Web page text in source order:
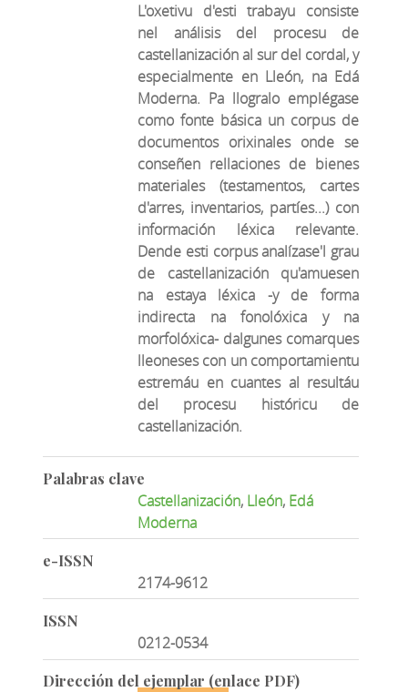
L'oxetivu d'esti trabayu consiste
nel análisis del procesu de
castellanización al sur del cordal, y
especialmente en Lleón, na Edá
Moderna. Pa llogralo emplégase
como fonte básica un corpus de
documentos orixinales onde se
conseñen rellaciones de bienes
materiales (testamentos, cartes
d'arres, inventarios, partíes...) con
información léxica relevante.
Dende esti corpus analízase'l grau
de castellanización qu'amuesen
na estaya léxica -y de forma
indirecta na fonolóxica y na
morfolóxica- dalgunes comarques
lleoneses con un comportamientu
estremáu en cuantes al resultáu
del procesu históricu de
castellanización.
Palabras clave
Castellanización, Lleón, Edá
Moderna
e-ISSN
2174-9612
ISSN
0212-0534
Dirección del ejemplar (enlace PDF)